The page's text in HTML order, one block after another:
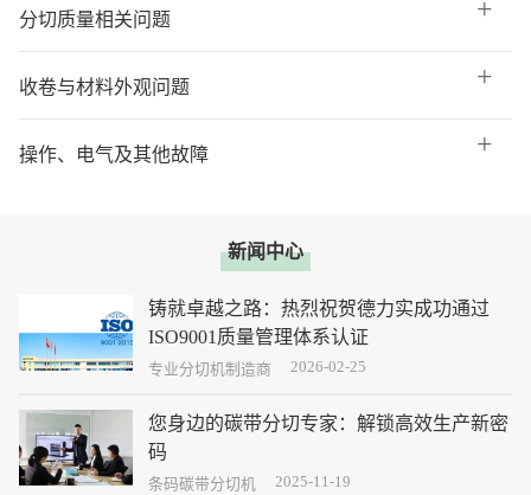
分切质量相关问题
收卷与材料外观问题
操作、电气及其他故障
新闻中心
铸就卓越之路：热烈祝贺德力实成功通过
ISO9001质量管理体系认证
这不仅是德力实发展史上一个熠熠生辉的里程碑，更
严宣言。
专业分切机制造商 2026-02-25
您身边的碳带分切专家：解锁高效生产新密
码
碳带分切虽是企业生产中的一个环节，但其精度、效
条码碳带分切机 2025-11-19